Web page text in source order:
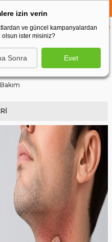
izin verin
ve güncel kampanyalardan
olsun ister misiniz?
Sonra Evet